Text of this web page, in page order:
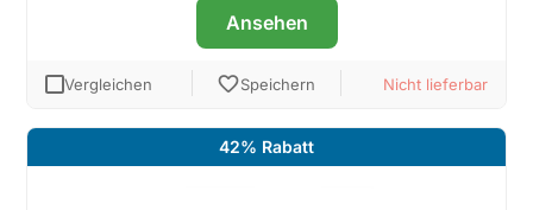
Ansehen
Vergleichen favoriteSpeichern Nicht lieferbar
42% Rabatt